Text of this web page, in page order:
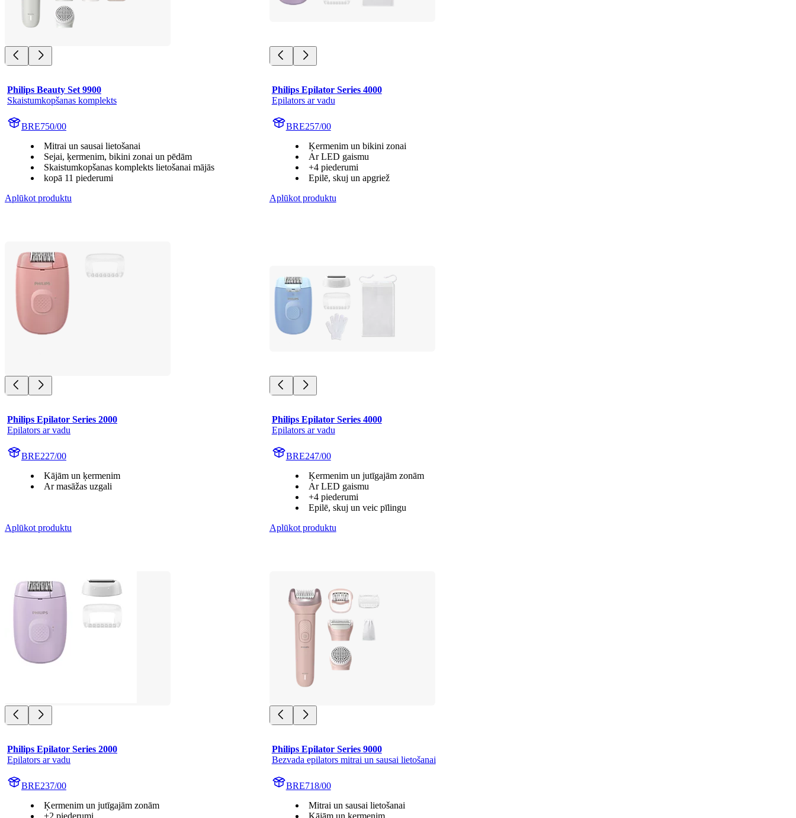
Philips Beauty Set 9900
Skaistumkopšanas komplekts
BRE750/00
Mitrai un sausai lietošanai
Sejai, ķermenim, bikini zonai un pēdām
Skaistumkopšanas komplekts lietošanai mājās
kopā 11 piederumi
Aplūkot produktu
Philips Epilator Series 4000
Epilators ar vadu
BRE257/00
Ķermenim un bikini zonai
Ar LED gaismu
+4 piederumi
Epilē, skuj un apgriež
Aplūkot produktu
Philips Epilator Series 2000
Epilators ar vadu
BRE227/00
Kājām un ķermenim
Ar masāžas uzgali
Aplūkot produktu
Philips Epilator Series 4000
Epilators ar vadu
BRE247/00
Ķermenim un jutīgajām zonām
Ar LED gaismu
+4 piederumi
Epilē, skuj un veic pīlingu
Aplūkot produktu
Philips Epilator Series 2000
Epilators ar vadu
BRE237/00
Ķermenim un jutīgajām zonām
Philips Epilator Series 9000
Bezvada epilators mitrai un sausai lietošanai
BRE718/00
Mitrai un sausai lietošanai